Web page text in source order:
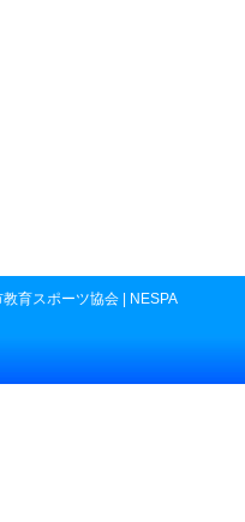
育スポーツ協会 | NESPA